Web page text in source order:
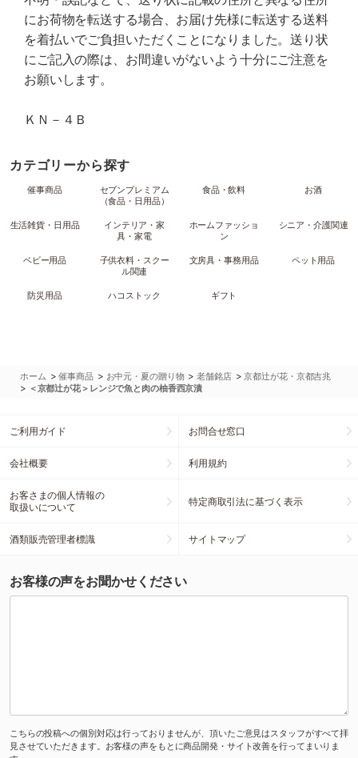
にお荷物を転送する場合、お届け先様に転送する送料
を着払いでご負担いただくことになりました。送り状
にご記入の際は、お間違いがないよう十分にご注意を
お願いします。
ＫＮ－４Ｂ
カテゴリーから探す
催事商品
セブンプレミアム
（食品・日用品）
食品・飲料 お酒
生活雑貨・日用品
インテリア・家
具・家電
ホームファッショ
ン
シニア・介護関連
ベビー用品
子供衣料・スクー
ル関連
文房具・事務用品 ペット用品
防災用品 ハコストック ギフト
ホーム >催事商品 > お中元・夏の贈り物 >老舗銘店 >京都辻が花・京都吉兆
> ＜京都辻が花＞レンジで魚と肉の柚香西京漬
ご利用ガイド お問合せ窓口
会社概要 利用規約
お客さまの個人情報の
取扱いについて
特定商取引法に基づく表示
酒類販売管理者標識 サイトマップ
お客様の声をお聞かせください
こちらの投稿への個別対応は行っておりませんが、頂いたご意見はスタッフがすべて拝
見させていただきます。お客様の声をもとに商品開発・サイト改善を行ってまいりま